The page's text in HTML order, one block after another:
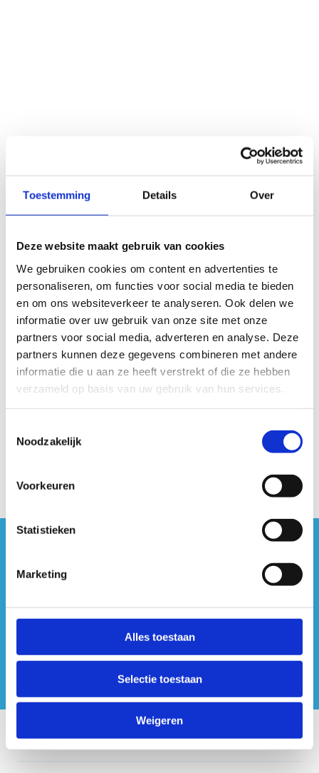
Toestemming Details Over
Deze website maakt gebruik van cookies
We gebruiken cookies om content en advertenties te
personaliseren, om functies voor social media te bieden
en om ons websiteverkeer te analyseren. Ook delen we
informatie over uw gebruik van onze site met onze
partners voor social media, adverteren en analyse. Deze
partners kunnen deze gegevens combineren met andere
informatie die u aan ze heeft verstrekt of die ze hebben
verzameld op basis van uw gebruik van hun services.
Noodzakelijk
Voorkeuren
Statistieken
Marketing
Alles toestaan
Selectie toestaan
Weigeren
#sportersbelevenmeer
Onze centra